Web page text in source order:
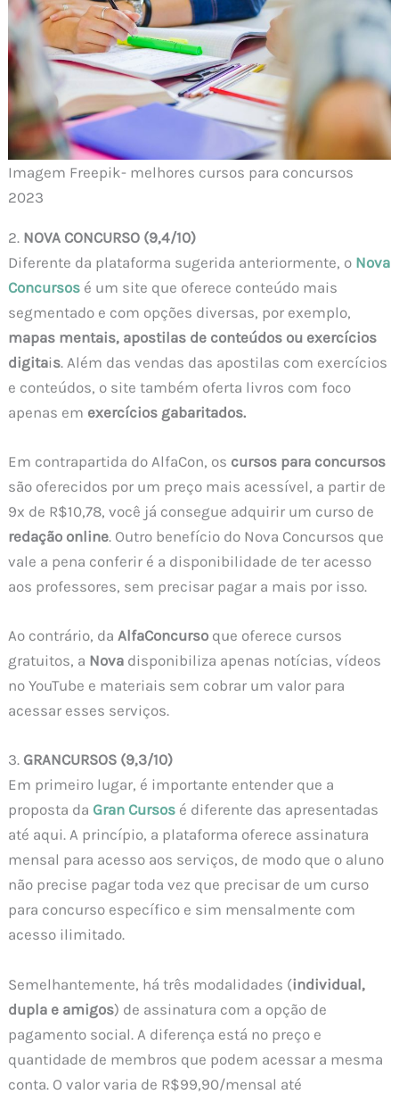
Imagem Freepik- melhores cursos para concursos
2023
2. NOVA CONCURSO (9,4/10)
Diferente da plataforma sugerida anteriormente, o Nova
Concursos é um site que oferece conteúdo mais
segmentado e com opções diversas, por exemplo,
mapas mentais, apostilas de conteúdos ou exercícios
digitais. Além das vendas das apostilas com exercícios
e conteúdos, o site também oferta livros com foco
apenas em exercícios gabaritados.
Em contrapartida do AlfaCon, os cursos para concursos
são oferecidos por um preço mais acessível, a partir de
9x de R$10,78, você já consegue adquirir um curso de
redação online. Outro benefício do Nova Concursos que
vale a pena conferir é a disponibilidade de ter acesso
aos professores, sem precisar pagar a mais por isso.
Ao contrário, daAlfaConcurso que oferece cursos
gratuitos, a Nova disponibiliza apenas notícias, vídeos
no YouTube e materiais sem cobrar um valor para
acessar esses serviços.
3. GRANCURSOS (9,3/10)
Em primeiro lugar, é importante entender que a
proposta da Gran Cursos é diferente das apresentadas
até aqui. A princípio, a plataforma oferece assinatura
mensal para acesso aos serviços, de modo que o aluno
não precise pagar toda vez que precisar de um curso
para concurso específico e sim mensalmente com
acesso ilimitado.
Semelhantemente, há três modalidades (individual,
dupla e amigos) de assinatura com a opção de
pagamento social. A diferença está no preço e
quantidade de membros que podem acessar a mesma
conta. O valor varia de R$99,90/mensal até